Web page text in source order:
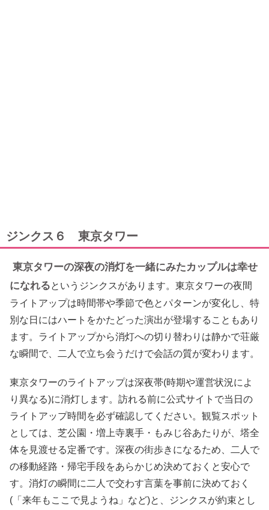
ジンクス６ 東京タワー
東京タワーの深夜の消灯を一緒にみたカップルは幸せ
になれるというジンクスがあります。東京タワーの夜間
ライトアップは時間帯や季節で色とパターンが変化し、特
別な日にはハートをかたどった演出が登場することもあり
ます。ライトアップから消灯への切り替わりは静かで荘厳
な瞬間で、二人で立ち会うだけで会話の質が変わります。
東京タワーのライトアップは深夜帯(時期や運営状況によ
り異なる)に消灯します。訪れる前に公式サイトで当日の
ライトアップ時間を必ず確認してください。観覧スポット
としては、芝公園・増上寺裏手・もみじ谷あたりが、塔全
体を見渡せる定番です。深夜の街歩きになるため、二人で
の移動経路・帰宅手段をあらかじめ決めておくと安心で
す。消灯の瞬間に二人で交わす言葉を事前に決めておく
(「来年もここで見ようね」など)と、ジンクスが約束とし